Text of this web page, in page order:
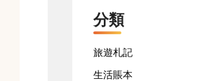
分類
旅遊札記
生活賬本